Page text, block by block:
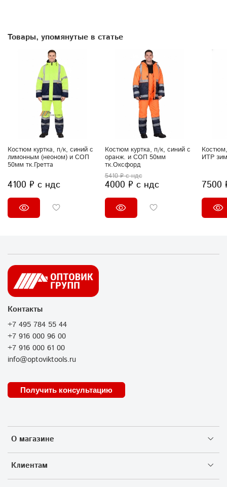
Товары, упомянутые в статье
Костюм куртка, п/к, синий с
лимонным (неоном) и СОП
50мм тк.Гретта
4100 ₽ с ндс
Костюм куртка, п/к, синий с
оранж. и СОП 50мм
тк.Оксфорд
5410 ₽ с ндс
4000 ₽ с ндс
ИТР
7500
О магазине
Клиентам
Контакты
+7 495 784 55 44
+7 916 000 96 00
+7 916 000 61 00
info@optoviktools.ru
Получить консультацию